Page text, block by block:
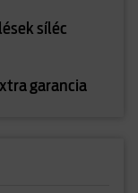
síléc
garancia